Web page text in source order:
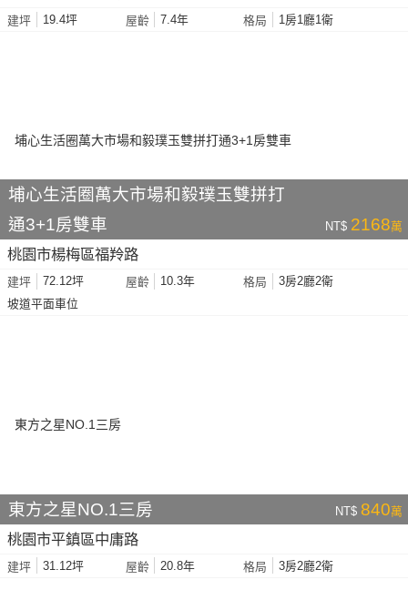
建坪 19.4坪 屋齡 7.4年 格局 1房1廳1衛
埔心生活圈萬大市場和毅璞玉雙拼打
通3+1房雙車
NT$ 2168萬
桃園市楊梅區福羚路
建坪 72.12坪 屋齡 10.3年 格局
3房2廳2衛
坡道平面車位
東方之星NO.1三房 NT$ 840萬
桃園市平鎮區中庸路
建坪 31.12坪 屋齡 20.8年 格局 3房2廳2衛